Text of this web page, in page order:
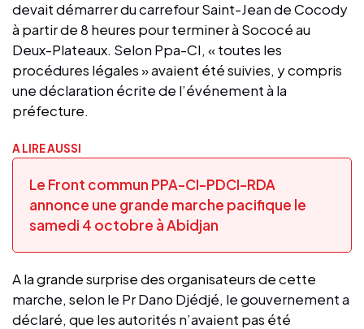
devait démarrer du carrefour Saint-Jean de Cocody
à partir de 8 heures pour terminer à Sococé au
Deux-Plateaux. Selon Ppa-CI, « toutes les
procédures légales » avaient été suivies, y compris
une déclaration écrite de l’événement à la
préfecture.
A LIRE AUSSI
Le Front commun PPA-CI-PDCI-RDA
annonce une grande marche pacifique le
samedi 4 octobre à Abidjan
A la grande surprise des organisateurs de cette
marche, selon le Pr Dano Djédjé, le gouvernement a
déclaré, que les autorités n’avaient pas été